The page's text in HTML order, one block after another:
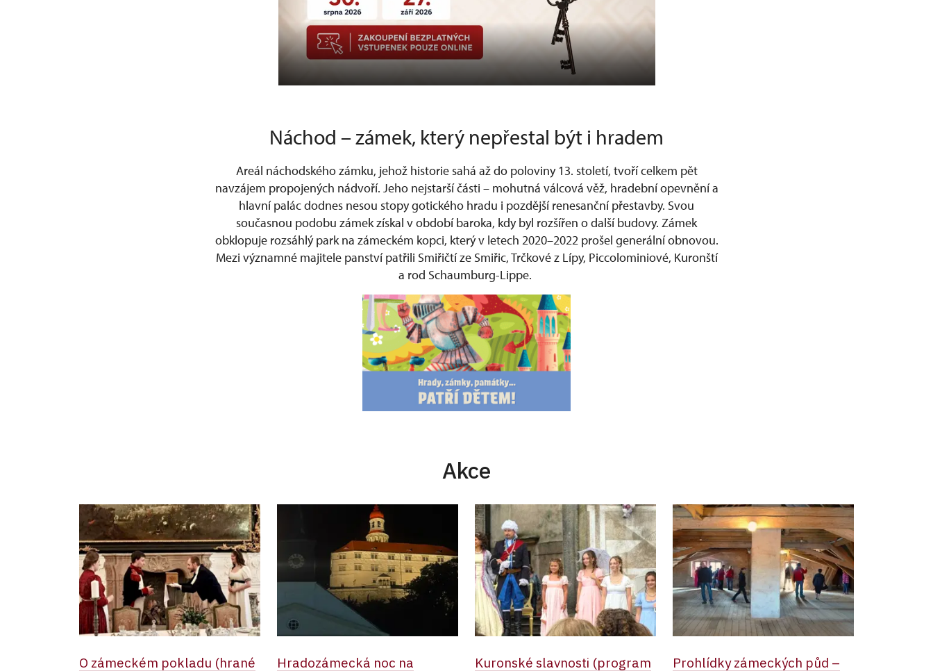
Náchod – zámek, který nepřestal být i hradem
Areál náchodského zámku, jehož historie sahá až do poloviny 13. století, tvoří celkem pět
navzájem propojených nádvoří. Jeho nejstarší části – mohutná válcová věž, hradební opevnění a
hlavní palác dodnes nesou stopy gotického hradu i pozdější renesanční přestavby. Svou
současnou podobu zámek získal v období baroka, kdy byl rozšířen o další budovy. Zámek
obklopuje rozsáhlý park na zámeckém kopci, který v letech 2020–2022 prošel generální obnovou.
Mezi významné majitele panství patřili Smiřičtí ze Smiřic, Trčkové z Lípy, Piccolominiové, Kuronští
a rod Schaumburg-Lippe.
Akce
O zámeckém pokladu (hrané
Hradozámecká noc na
Kuronské slavnosti (program
Prohlídky zámeckých půd –